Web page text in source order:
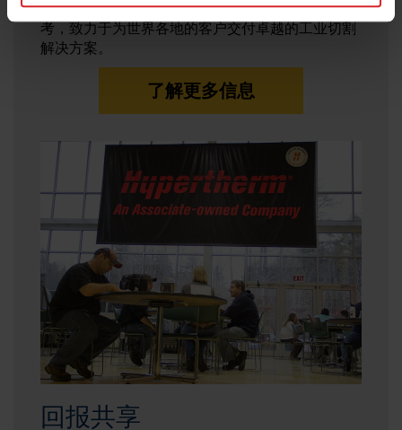
影，他们“以主人翁的心态工作，从客户的角度思
考，致力于为世界各地的客户交付卓越的工业切割
解决方案。
了解更多信息
回报共享